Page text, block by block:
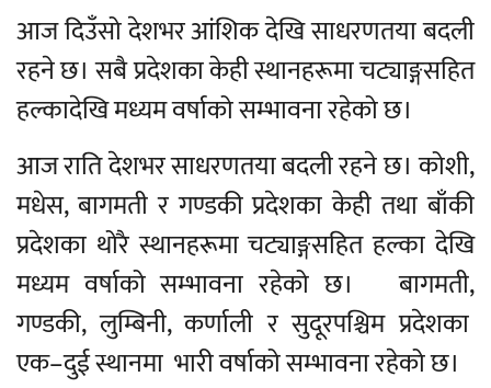
आज दिउँसो देशभर आंशिक देखि साधरणतया बदली
रहने छ। सबै प्रदेशका केही स्थानहरूमा चट्याङ्गसहित
हल्कादेखि मध्यम वर्षाको सम्भावना रहेको छ।
आज राति देशभर साधरणतया बदली रहने छ। कोशी,
मधेस, बागमती र गण्डकी प्रदेशका केही तथा बाँकी
प्रदेशका थोरै स्थानहरूमा चट्याङ्गसहित हल्का देखि
मध्यम वर्षाको सम्भावना रहेको छ। बागमती,
गण्डकी, लुम्बिनी, कर्णाली र सुदूरपश्चिम प्रदेशका
एक–दुई स्थानमा भारी वर्षाको सम्भावना रहेको छ।